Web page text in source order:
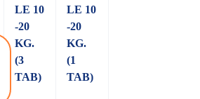
LE 10
-20
KG.
(3
TAB)
LE 10
-20
KG.
(1
TAB)